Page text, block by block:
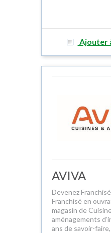
Ajouter
AVIVA
Devenez
Franchisé en
magasin de
aménagements
ans de savoir-